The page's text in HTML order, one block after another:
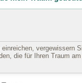
einreichen, vergewissern
die für Ihren Traum